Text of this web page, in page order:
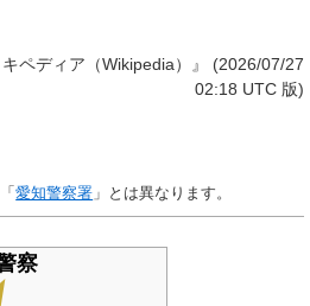
ペディア（Wikipedia）』 (2026/07/27
02:18 UTC 版)
愛知警察署 」とは異なります。
察